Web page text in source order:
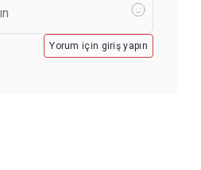
Yorum için giriş yapın